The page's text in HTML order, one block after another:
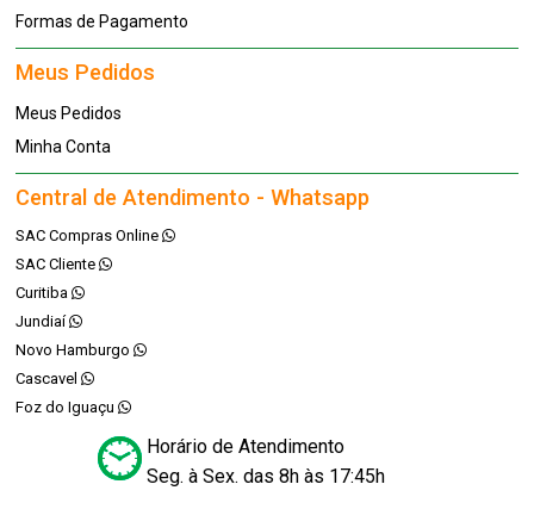
Formas de Pagamento
Meus Pedidos
Meus Pedidos
Minha Conta
Central de Atendimento - Whatsapp
SAC Compras Online
SAC Cliente
Curitiba
Jundiaí
Novo Hamburgo
Cascavel
Foz do Iguaçu
Horário de Atendimento
Seg. à Sex. das 8h às 17:45h